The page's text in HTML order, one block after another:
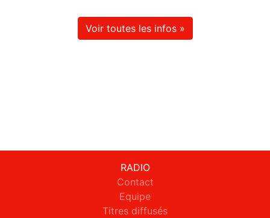
Voir toutes les infos »
RADIO
Contact
Equipe
Titres diffusés